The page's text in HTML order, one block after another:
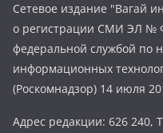
Сетевое издание "Вагай
о регистрации СМИ ЭЛ №
федеральной службой по
информационных
(Роскомнадзор) 14 июля
Адрес редакции: 626 240,